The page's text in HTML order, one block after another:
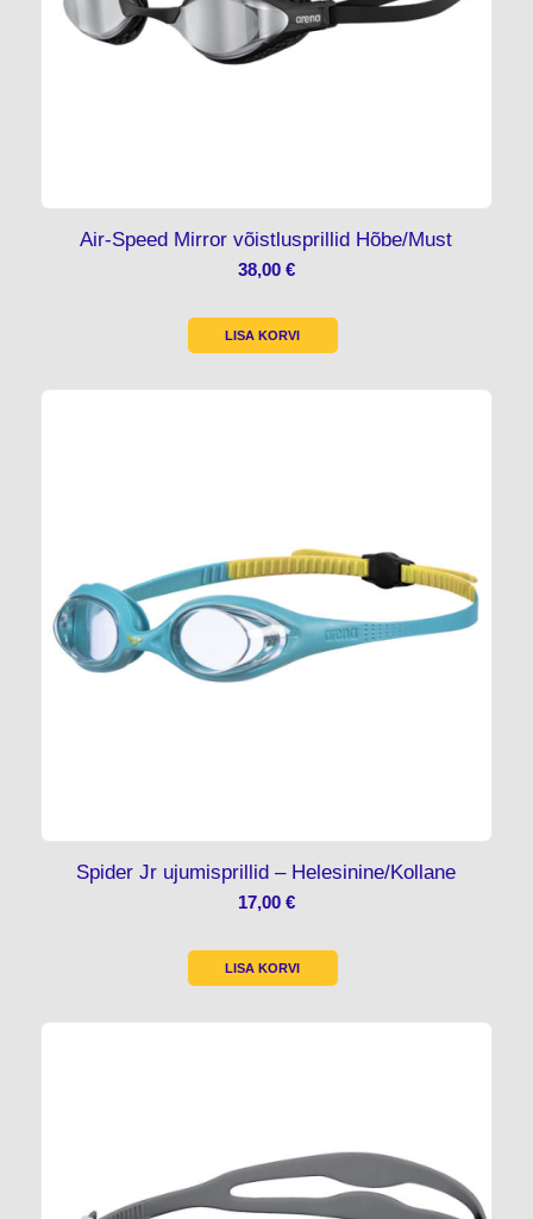
Air-Speed Mirror võistlusprillid Hõbe/Must
38,00 €
LISA KORVI
Spider Jr ujumisprillid – Helesinine/Kollane
17,00 €
LISA KORVI